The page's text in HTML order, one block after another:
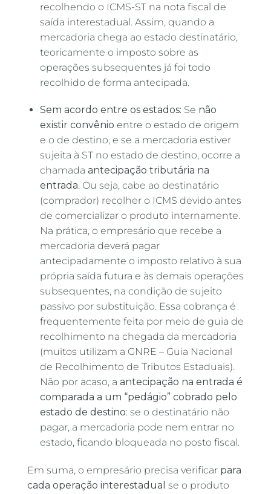
recolhendo o ICMS-ST na nota fiscal de
saída interestadual. Assim, quando a
mercadoria chega ao estado destinatário,
teoricamente o imposto sobre as
operações subsequentes já foi todo
recolhido de forma antecipada.
Sem acordo entre os estados: Se não
existir convênio entre o estado de origem
e o de destino, e se a mercadoria estiver
sujeita à ST no estado de destino, ocorre a
chamada antecipação tributária na
entrada. Ou seja, cabe ao destinatário
(comprador) recolher o ICMS devido antes
de comercializar o produto internamente.
Na prática, o empresário que recebe a
mercadoria deverá pagar
antecipadamente o imposto relativo à sua
própria saída futura e às demais operações
subsequentes, na condição de sujeito
passivo por substituição. Essa cobrança é
frequentemente feita por meio de guia de
recolhimento na chegada da mercadoria
(muitos utilizam a GNRE – Guia Nacional
de Recolhimento de Tributos Estaduais).
Não por acaso, a antecipação na entrada é
comparada a um “pedágio” cobrado pelo
estado de destino: se o destinatário não
pagar, a mercadoria pode nem entrar no
estado, ficando bloqueada no posto fiscal.
Em suma, o empresário precisa verificar para
cada operação interestadual se o produto